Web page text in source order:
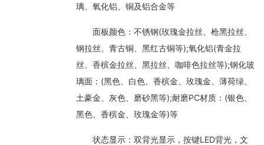
璃、氧化铝、铜及铝合金等
面板颜色：不锈钢(玫瑰金拉丝、枪黑拉丝、
钢拉丝、青古铜、黑红古铜等);氧化铝(青金拉
丝、香槟金拉丝、黑拉丝、咖啡色拉丝等);钢化玻
璃面：(黑色、白色、香槟金、玫瑰金、薄荷绿、
土豪金、灰色、磨砂黑等);耐磨PC材质：(银色、
黑色、香槟金、玫瑰金等)等
状态显示：双背光显示，按键LED背光，文